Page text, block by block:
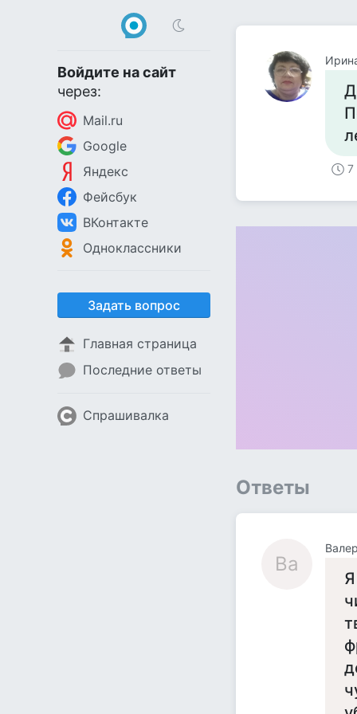
Войдите на сайт
через:
Mail.ru
Google
Яндекс
Фейсбук
ВКонтакте
Одноклассники
Задать вопрос
Главная страница
Последние ответы
Спрашивалка
7
Ответы
Ва